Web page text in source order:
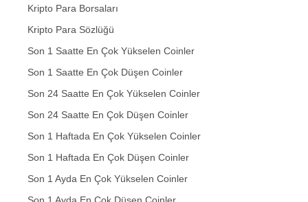
Kripto Para Borsaları
Kripto Para Sözlüğü
Son 1 Saatte En Çok Yükselen Coinler
Son 1 Saatte En Çok Düşen Coinler
Son 24 Saatte En Çok Yükselen Coinler
Son 24 Saatte En Çok Düşen Coinler
Son 1 Haftada En Çok Yükselen Coinler
Son 1 Haftada En Çok Düşen Coinler
Son 1 Ayda En Çok Yükselen Coinler